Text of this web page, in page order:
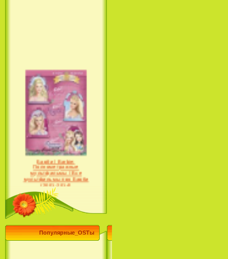
Барби / Barbie:
Полнометражные
мультфильмы / Все
мультфильмы про Барби
(2001-2014)
Популярные_OSTы